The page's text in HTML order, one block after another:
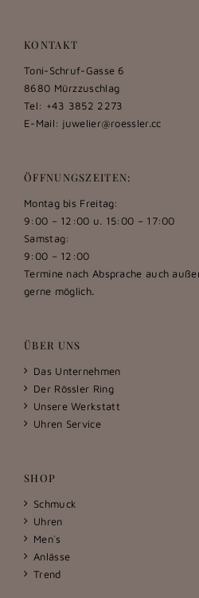
KONTAKT
Toni-Schruf-Gasse 6
8680 Mürzzuschlag
Tel: +43 3852 2273
E-Mail: juwelier@roessler.cc
ÖFFNUNGSZEITEN:
Montag bis Freitag:
9:00 – 12:00 u. 15:00 – 17:00
Samstag:
9:00 – 12:00
Termine nach Absprache auch
gerne möglich.
ÜBER UNS
Das Unternehmen
Der Rössler Ring
Unsere Werkstatt
Uhren Service
SHOP
Schmuck
Uhren
Men´s
Anlässe
Trend